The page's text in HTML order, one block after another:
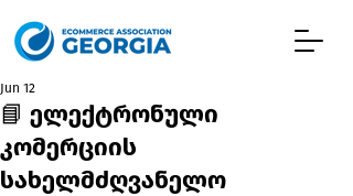
📘 ელექტრონული
კომერციის
სახელმძღვანელო
Jun 12